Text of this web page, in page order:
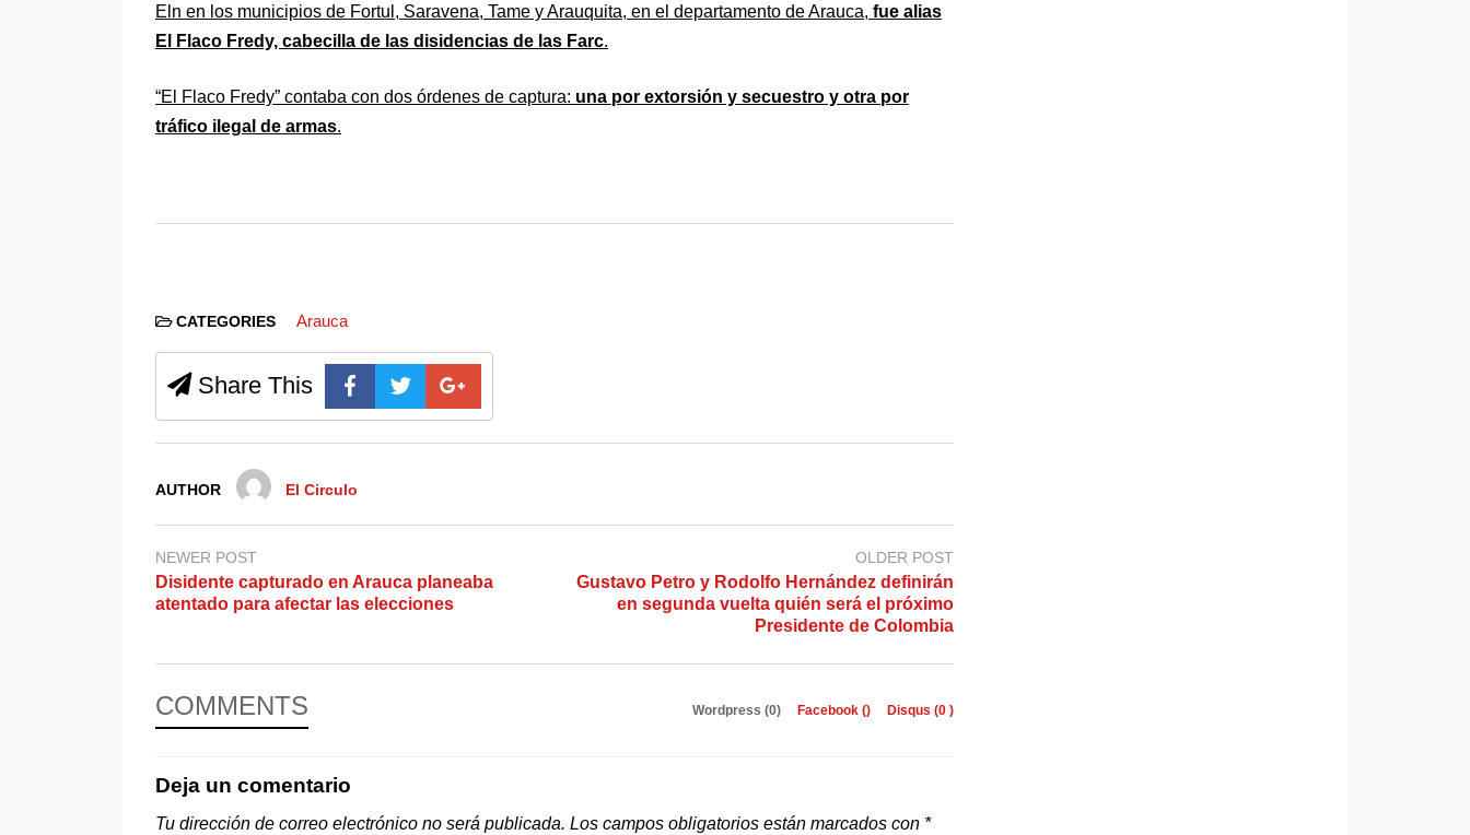
Eln en los municipios de Fortul, Saravena, Tame y Arauquita, en el departamento de Arauca, fue alias
El Flaco Fredy, cabecilla de las disidencias de las Farc.
“El Flaco Fredy” contaba con dos órdenes de captura: una por extorsión y secuestro y otra por
tráfico ilegal de armas.
CATEGORIES Arauca
Share This
AUTHOR El Circulo
NEWER POST
Disidente capturado en Arauca planeaba
atentado para afectar las elecciones
OLDER POST
Gustavo Petro y Rodolfo Hernández definirán
en segunda vuelta quién será el próximo
Presidente de Colombia
COMMENTS Wordpress (0) Facebook () Disqus (0 )
Deja un comentario
Tu dirección de correo electrónico no será publicada. Los campos obligatorios están marcados con *